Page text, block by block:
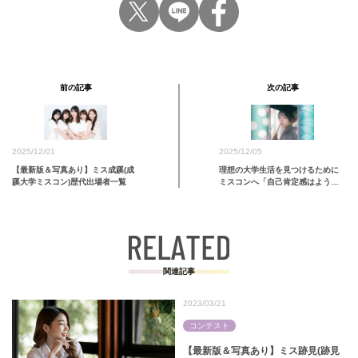
前の記事
2025/12/01
【最新版＆写真あり】ミス成蹊(成
蹊大学ミスコン)歴代出場者一覧
次の記事
2025/12/05
理想の大学生活を見つけるために
ミスコンへ「自己肯定感はようや
関連記事
【最新版＆写真あり】ミス跡見(跡見
2023/03/21
コンテスト